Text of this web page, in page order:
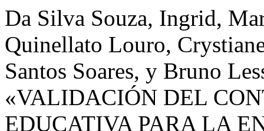
Da Silva Souza, Ingrid,
Quinellato Louro,
Santos Soares, y Bruno
«VALIDACIÓN DEL
EDUCATIVA PARA LA